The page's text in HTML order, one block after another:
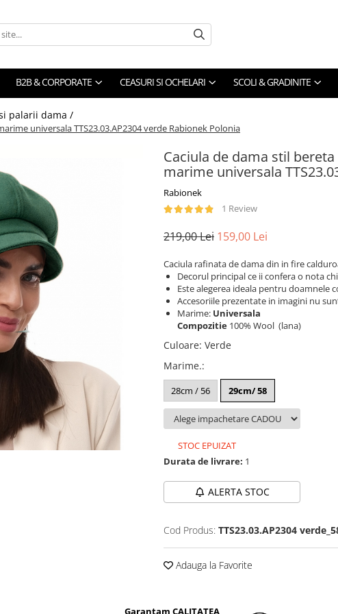
B2B & CORPORATE CEASURI SI OCHELARI SCOLI & GRADINITE
palarii dama /
universala TTS23.03.AP2304 verde Rabionek Polonia
Caciula de dama stil
marime universala
Rabionek
1 Review
219,00 Lei 159,00 Lei
Caciula rafinata de dama din in fire
Decorul principal ce ii confera o nota
Este alegerea ideala pentru doamnele
Accesoriile prezentate in imagini nu
Marime: Universala
Compozitie 100% Wool (lana)
Culoare: Verde
Marime.:
28cm / 56 29cm/ 58
STOC EPUIZAT
Durata de livrare: 1
ALERTA STOC
Cod Produs: TTS23.03.AP2304
Adauga la Favorite
Garantam CALITATEA